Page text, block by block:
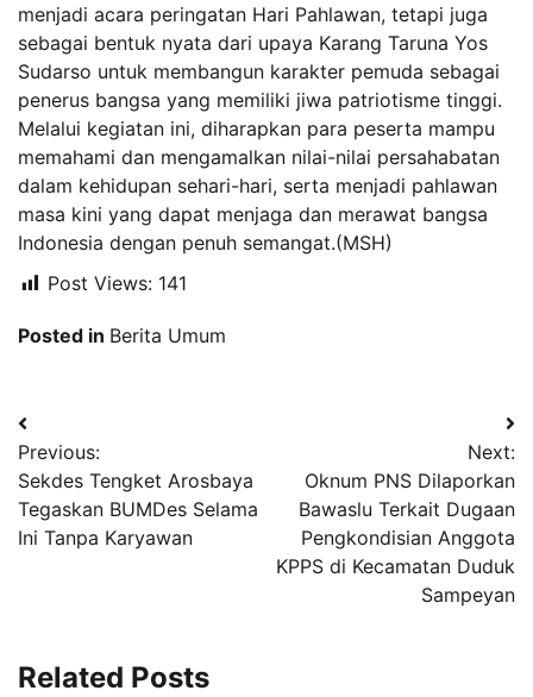
menjadi acara peringatan Hari Pahlawan, tetapi juga
sebagai bentuk nyata dari upaya Karang Taruna Yos
Sudarso untuk membangun karakter pemuda sebagai
penerus bangsa yang memiliki jiwa patriotisme tinggi.
Melalui kegiatan ini, diharapkan para peserta mampu
memahami dan mengamalkan nilai-nilai persahabatan
dalam kehidupan sehari-hari, serta menjadi pahlawan
masa kini yang dapat menjaga dan merawat bangsa
Indonesia dengan penuh semangat.(MSH)
Post Views: 141
Posted in Berita Umum
Navigasi
pos
Previous:
Sekdes Tengket Arosbaya
Tegaskan BUMDes Selama
Ini Tanpa Karyawan
Next:
Oknum PNS Dilaporkan
Bawaslu Terkait Dugaan
Pengkondisian Anggota
KPPS di Kecamatan Duduk
Sampeyan
Related Posts